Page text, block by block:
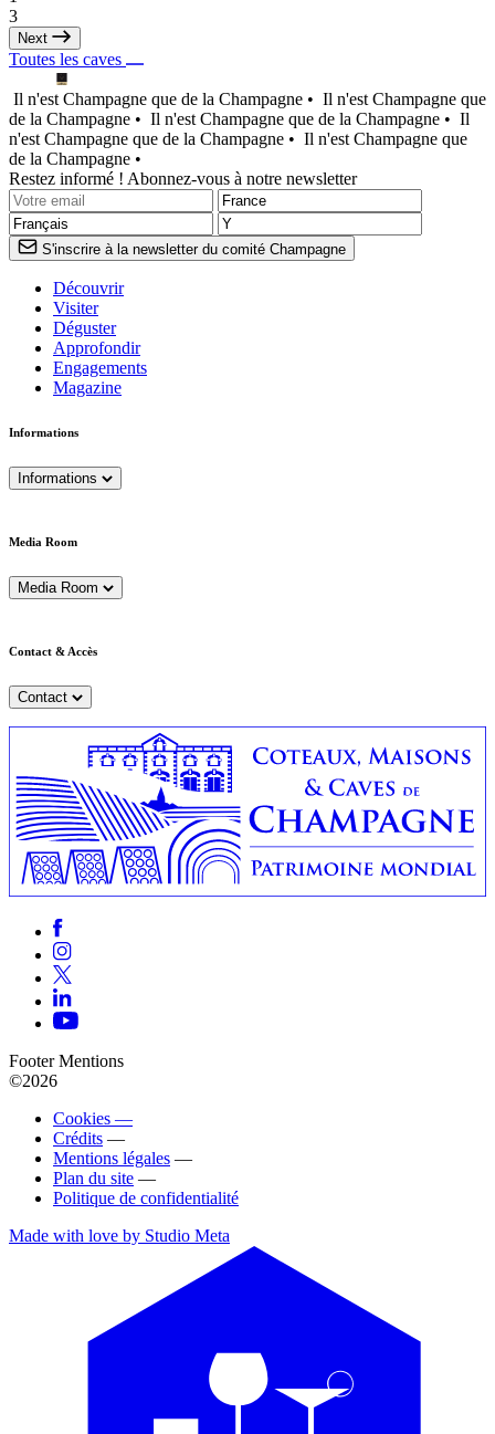
3
Next
Toutes les caves
Il n'est Champagne que de la Champagne • Il n'est Champagne que
de la Champagne • Il n'est Champagne que de la Champagne • Il
n'est Champagne que de la Champagne • Il n'est Champagne que
de la Champagne •
Restez informé ! Abonnez-vous à notre newsletter
S'inscrire à la newsletter du comité Champagne
Découvrir
Visiter
Déguster
Approfondir
Engagements
Magazine
Informations
Informations
Media Room
Media Room
Contact & Accès
Contact
Footer Mentions
©2026
Cookies —
Crédits —
Mentions légales —
Plan du site —
Politique de confidentialité
Made with love by Studio Meta